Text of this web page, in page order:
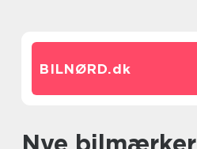
BILNØRD.dk